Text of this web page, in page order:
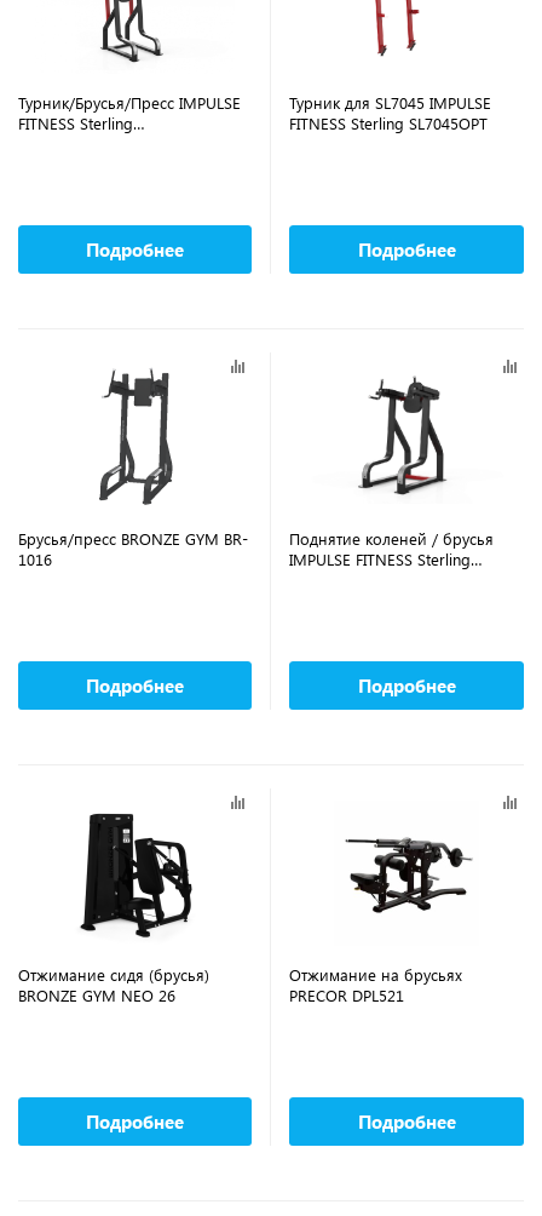
Турник/Брусья/Пресс IMPULSE
FITNESS Sterling
Подробнее
Турник для SL7045 IMPULSE
FITNESS Sterling SL7045OPT
Подробнее
Брусья/пресс BRONZE GYM BR-
1016
Подробнее
Поднятие коленей / брусья
IMPULSE FITNESS Sterling
Подробнее
Отжимание сидя (брусья)
BRONZE GYM NEO 26
Подробнее
Отжимание на брусьях
PRECOR DPL521
Подробнее